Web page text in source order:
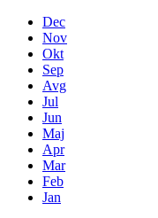
Dec
Nov
Okt
Sep
Avg
Jul
Jun
Maj
Apr
Mar
Feb
Jan